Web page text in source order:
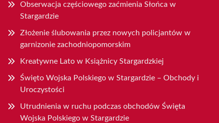
Obserwacja częściowego zaćmienia Słońca w
Stargardzie
Złożenie ślubowania przez nowych policjantów w
garnizonie zachodniopomorskim
Kreatywne Lato w Książnicy Stargardzkiej
Święto Wojska Polskiego w Stargardzie – Obchody i
Uroczystości
Utrudnienia w ruchu podczas obchodów Święta
Wojska Polskiego w Stargardzie